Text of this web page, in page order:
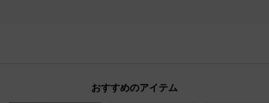
おすすめのアイテム